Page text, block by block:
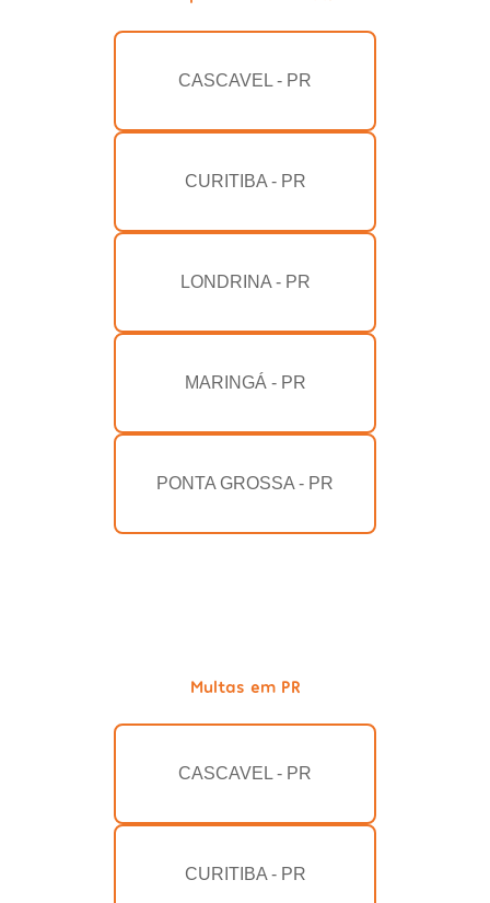
CASCAVEL - PR
CURITIBA - PR
LONDRINA - PR
MARINGÁ - PR
PONTA GROSSA - PR
Multas em PR
CASCAVEL - PR
CURITIBA - PR